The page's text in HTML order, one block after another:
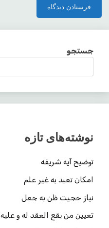
جستجو
نوشته‌های تازه
توضیح آیه شریفه
امکان تعبد به غیر علم
نیاز حجیت ظن به جعل
تعیین من یقع العقد له و علیه